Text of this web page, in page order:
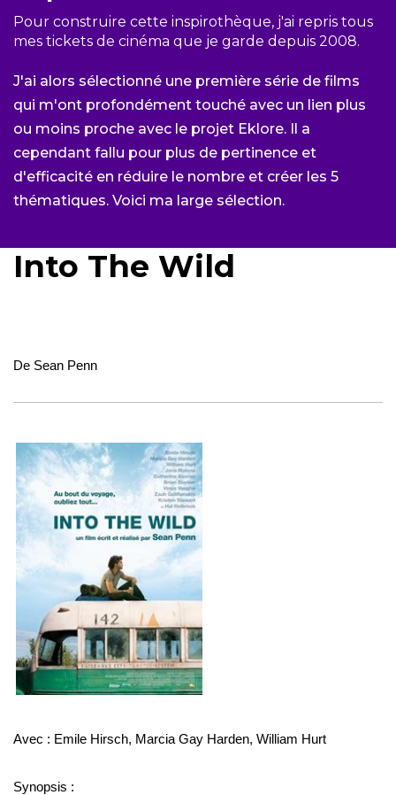
Pour construire cette inspirothèque, j'ai repris tous
mes tickets de cinéma que je garde depuis 2008.
J'ai alors sélectionné une première série de films
qui m'ont profondément touché avec un lien plus
ou moins proche avec le projet Eklore. Il a
cependant fallu pour plus de pertinence et
d'efficacité en réduire le nombre et créer les 5
thématiques. Voici ma large sélection.
Into The Wild
De Sean Penn
Avec : Emile Hirsch, Marcia Gay Harden, William Hurt
Synopsis :